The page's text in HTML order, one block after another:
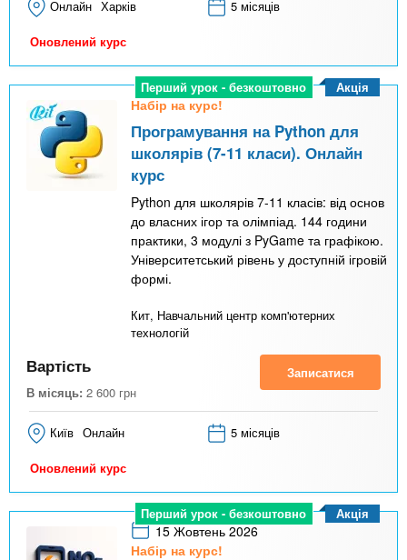
Онлайн Харків 5 місяців
Оновлений курс
Перший урок - безкоштовно
Набір на курс!
Програмування на Python для
школярів (7-11 класи). Онлайн
курс
Python для школярів 7-11 класів: від основ
до власних ігор та олімпіад. 144 години
практики, 3 модулі з PyGame та графікою.
Університетський рівень у доступній ігровій
формі.
Кит, Навчальний центр комп'ютерних
технологій
Акція
Вартість
В місяць: 2 600 грн
Записатися
Київ Онлайн 5 місяців
Оновлений курс
Перший урок - безкоштовно
15 Жовтень 2026
Набір на курс!
Акція